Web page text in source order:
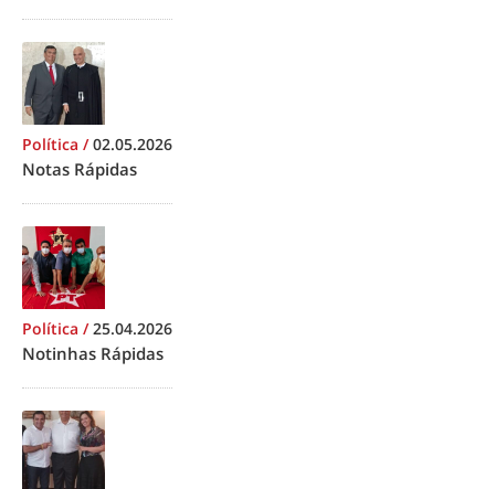
Política /02.05.2026
Notas Rápidas
Política /25.04.2026
Notinhas Rápidas